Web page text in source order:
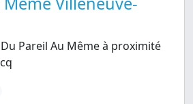
Pareil Au Même à proximité